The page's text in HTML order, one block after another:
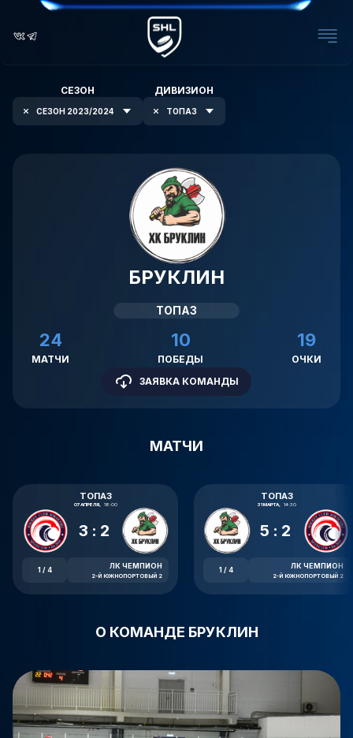
СЕЗОН
СЕЗОН 2023/2024
ДИВИЗИОН
ТОПАЗ
БРУКЛИН
ТОПАЗ
24
МАТЧИ
10
ПОБЕДЫ
19
ОЧКИ
ЗАЯВКА КОМАНДЫ
МАТЧИ
ТОПАЗ
07 АПРЕЛЯ, 18:00
3:2
1 / 4 ЛК ЧЕМПИОН
2-Й ЮЖНОПОРТОВЫЙ 2
ТОПАЗ
31 МАРТА, 14:30
5:2
1 / 4 ЛК ЧЕМПИОН
2-Й ЮЖНОПОРТОВЫЙ 2
О КОМАНДЕ БРУКЛИН